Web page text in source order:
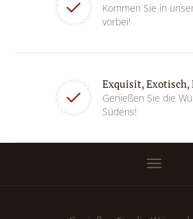
Kommen Sie in
vorbei!
Exquisit, Exotisch,
Genießen Sie die
Südens!